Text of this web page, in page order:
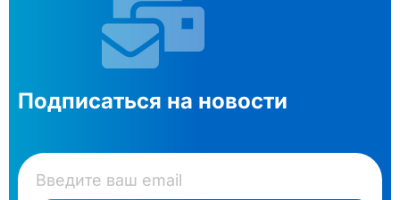
Подписаться на новости